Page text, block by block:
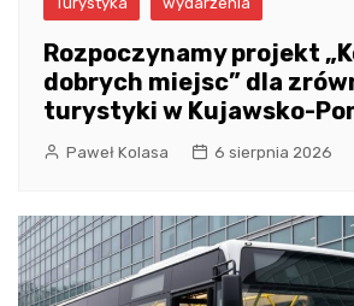
Rozpoczynamy projekt
dobrych miejsc” dla
turystyki w Kujawsko-
Paweł Kolasa 6 sierpnia 2026